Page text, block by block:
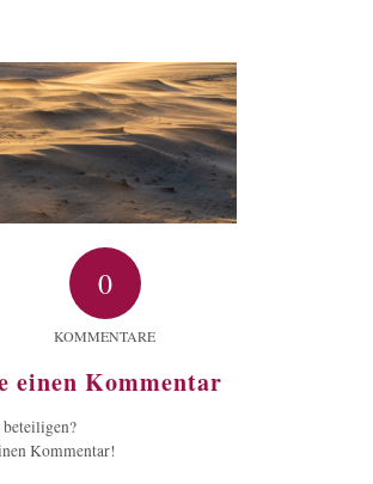
0
KOMMENTARE
einen Kommentar
Kommentar!